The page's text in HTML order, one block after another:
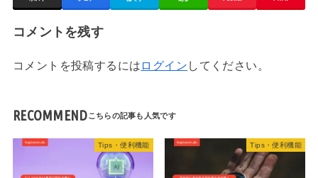
コメントを残す
コメントを投稿するには ログイン してください。
RECOMMEND
Tips・便利機能 Tips・便利機能